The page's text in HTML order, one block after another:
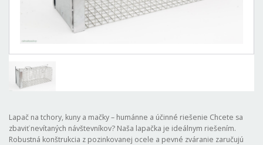
Lapač na tchory, kuny a mačky – humánne a účinné riešenie Chcete sa
zbaviť nevítaných návštevníkov? Naša lapačka je ideálnym riešením.
Robustná konštrukcia z pozinkovanej ocele a pevné zváranie zaručujú